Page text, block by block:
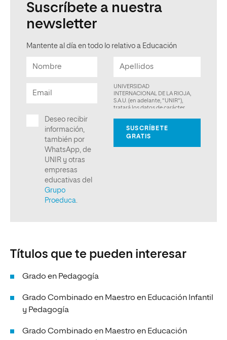
Suscríbete a nuestra
newsletter
Mantente al día en todo lo relativo a Educación
Títulos que te pueden interesar
Grado en Pedagogía
Grado Combinado en Maestro en Educación Infantil
y Pedagogía
Grado Combinado en Maestro en Educación